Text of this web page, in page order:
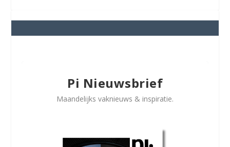
Pi Nieuwsbrief
Maandelijks vaknieuws & inspiratie.